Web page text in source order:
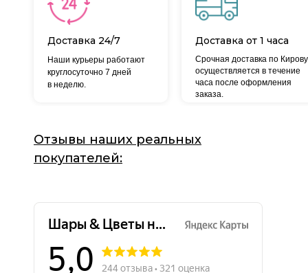
Доставка 24/7
Срочная доставка по Кирову
осуществляется в течение
часа после оформления
заказа.
Наши курьеры работают
круглосуточно 7 дней
в неделю.
Доставка от 1 часа
Отзывы наших реальных
покупателей: